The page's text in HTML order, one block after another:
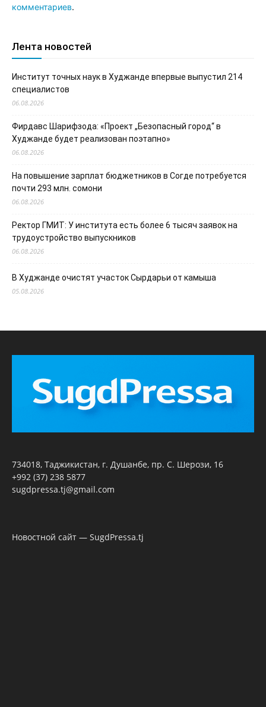
комментариев.
Лента новостей
Институт точных наук в Худжанде впервые выпустил 214
специалистов
06.08.2026
Фирдавс Шарифзода: «Проект „Безопасный город“ в
Худжанде будет реализован поэтапно»
06.08.2026
На повышение зарплат бюджетников в Согде потребуется
почти 293 млн. сомони
06.08.2026
Ректор ГМИТ: У института есть более 6 тысяч заявок на
трудоустройство выпускников
06.08.2026
В Худжанде очистят участок Сырдарьи от камыша
05.08.2026
734018, Таджикистан, г. Душанбе, пр. С. Шерози, 16
+992 (37) 238 5877
sugdpressa.tj@gmail.com
Новостной сайт — SugdPressa.tj